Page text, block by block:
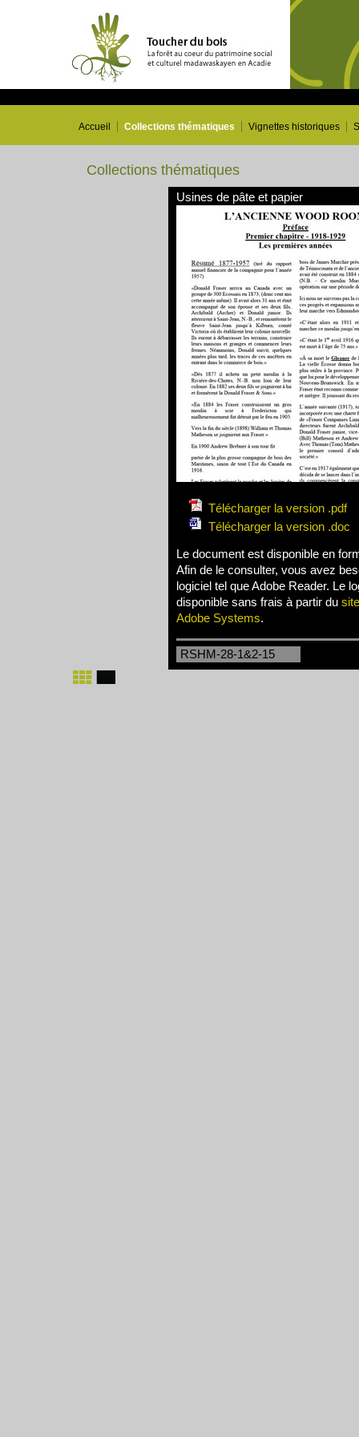
Accueil Collections thématiques Vignettes historiques
Collections thématiques
Usines de pâte et papier
Télécharger la version .pdf
Télécharger la version .doc
Le document est disponible en
Afin de le consulter, vous avez
logiciel tel que Adobe Reader. Le
disponible sans frais à partir du
Adobe Systems.
RSHM-28-1&2-15